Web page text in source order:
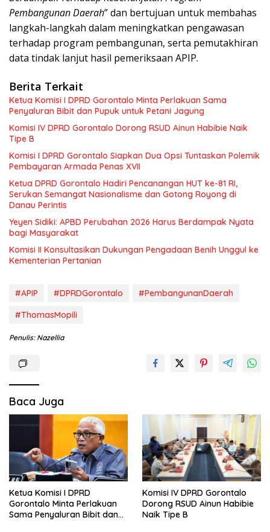
Pembangunan Daerah” dan bertujuan untuk membahas
langkah-langkah dalam meningkatkan pengawasan
terhadap program pembangunan, serta pemutakhiran
data tindak lanjut hasil pemeriksaan APIP.
Berita Terkait
Ketua Komisi I DPRD Gorontalo Minta Perlakuan Sama
Penyaluran Bibit dan Pupuk untuk Petani Jagung
Komisi IV DPRD Gorontalo Dorong RSUD Ainun Habibie Naik
Tipe B
Komisi I DPRD Gorontalo Siapkan Dua Opsi Tuntaskan Polemik
Pembayaran Armada Penas XVII
Ketua DPRD Gorontalo Hadiri Pencanangan HUT ke-81 RI,
Serukan Semangat Nasionalisme dan Gotong Royong di
Danau Perintis
Yeyen Sidiki: APBD Perubahan 2026 Harus Berdampak Nyata
bagi Masyarakat
Komisi II Konsultasikan Dukungan Pengadaan Benih Unggul ke
Kementerian Pertanian
#APIP #DPRDGorontalo
#PembangunanDaerah
#ThomasMopili
Penulis: Nazellia
Baca Juga
Ketua Komisi I DPRD
Gorontalo Minta Perlakuan
Sama Penyaluran Bibit dan
Komisi IV DPRD Gorontalo
Dorong RSUD Ainun Habibie
Naik Tipe B